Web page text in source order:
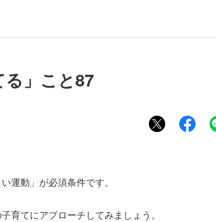
」こと87
運動」が必須条件です。
育てにアプローチしてみましょう。